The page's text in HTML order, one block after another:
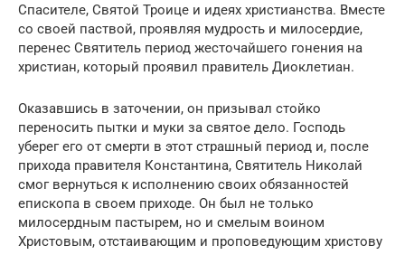
Спасителе, Святой Троице и идеях христианства. Вместе
со своей паствой, проявляя мудрость и милосердие,
перенес Святитель период жесточайшего гонения на
христиан, который проявил правитель Диоклетиан.
Оказавшись в заточении, он призывал стойко
переносить пытки и муки за святое дело. Господь
уберег его от смерти в этот страшный период и, после
прихода правителя Константина, Святитель Николай
смог вернуться к исполнению своих обязанностей
епископа в своем приходе. Он был не только
милосердным пастырем, но и смелым воином
Христовым, отстаивающим и проповедующим христову